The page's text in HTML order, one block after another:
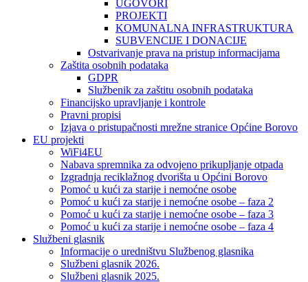
UGOVORI
PROJEKTI
KOMUNALNA INFRASTRUKTURA
SUBVENCIJE I DONACIJE
Ostvarivanje prava na pristup informacijama
Zaštita osobnih podataka
GDPR
Službenik za zaštitu osobnih podataka
Financijsko upravljanje i kontrole
Pravni propisi
Izjava o pristupačnosti mrežne stranice Općine Borovo
EU projekti
WiFi4EU
Nabava spremnika za odvojeno prikupljanje otpada
Izgradnja reciklažnog dvorišta u Općini Borovo
Pomoć u kući za starije i nemoćne osobe
Pomoć u kući za starije i nemoćne osobe – faza 2
Pomoć u kući za starije i nemoćne osobe – faza 3
Pomoć u kući za starije i nemoćne osobe – faza 4
Službeni glasnik
Informacije o uredništvu Službenog glasnika
Službeni glasnik 2026.
Službeni glasnik 2025.